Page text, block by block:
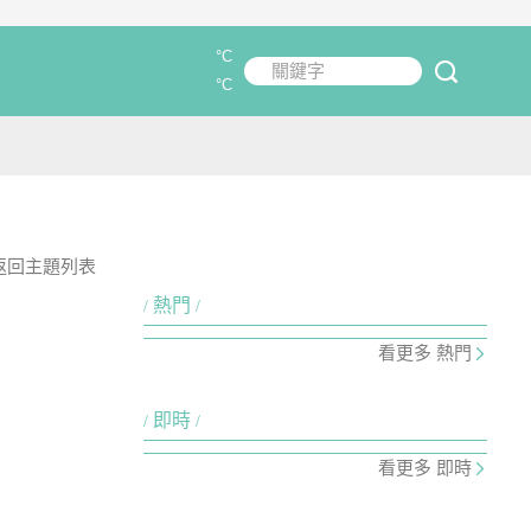
關鍵字
°C
°C
回主題列表
熱門
看更多 熱門
即時
看更多 即時